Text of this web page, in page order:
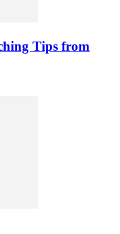
Tips from